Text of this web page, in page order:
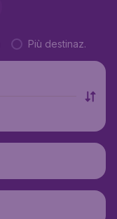
Più destinaz.